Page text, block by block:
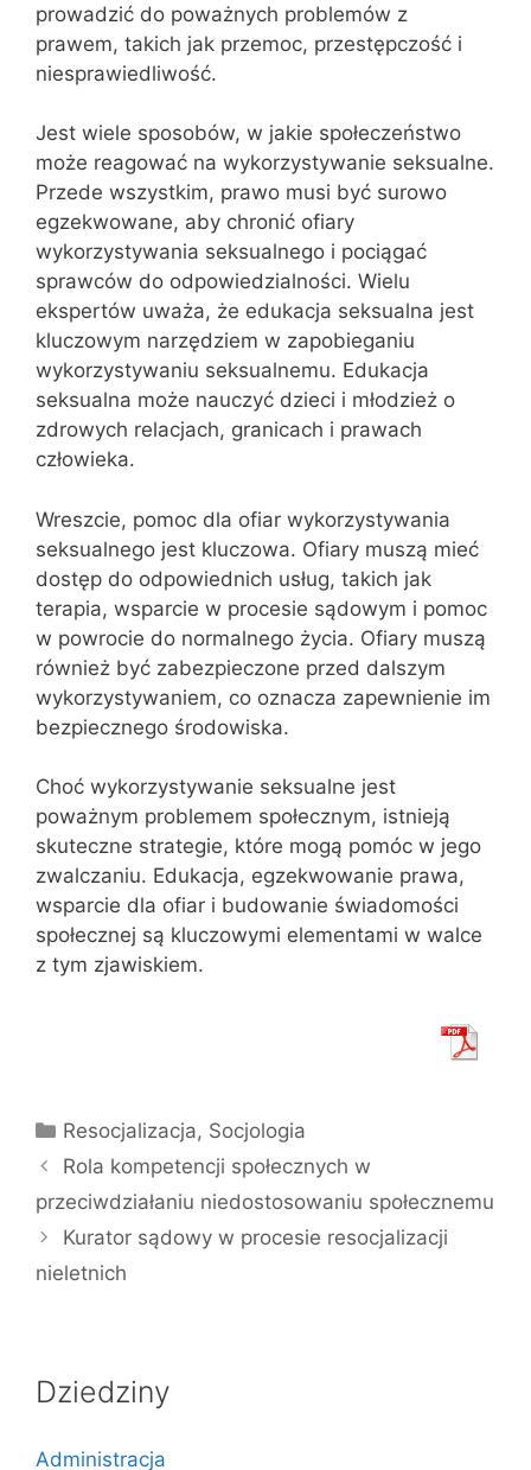
prowadzić do poważnych problemów z
prawem, takich jak przemoc, przestępczość i
niesprawiedliwość.
Jest wiele sposobów, w jakie społeczeństwo
może reagować na wykorzystywanie seksualne.
Przede wszystkim, prawo musi być surowo
egzekwowane, aby chronić ofiary
wykorzystywania seksualnego i pociągać
sprawców do odpowiedzialności. Wielu
ekspertów uważa, że edukacja seksualna jest
kluczowym narzędziem w zapobieganiu
wykorzystywaniu seksualnemu. Edukacja
seksualna może nauczyć dzieci i młodzież o
zdrowych relacjach, granicach i prawach
człowieka.
Wreszcie, pomoc dla ofiar wykorzystywania
seksualnego jest kluczowa. Ofiary muszą mieć
dostęp do odpowiednich usług, takich jak
terapia, wsparcie w procesie sądowym i pomoc
w powrocie do normalnego życia. Ofiary muszą
również być zabezpieczone przed dalszym
wykorzystywaniem, co oznacza zapewnienie im
bezpiecznego środowiska.
Choć wykorzystywanie seksualne jest
poważnym problemem społecznym, istnieją
skuteczne strategie, które mogą pomóc w jego
zwalczaniu. Edukacja, egzekwowanie prawa,
wsparcie dla ofiar i budowanie świadomości
społecznej są kluczowymi elementami w walce
z tym zjawiskiem.
Kategorie
Resocjalizacja, Socjologia
Rola kompetencji społecznych w
przeciwdziałaniu niedostosowaniu społecznemu
Kurator sądowy w procesie resocjalizacji
nieletnich
Dziedziny
Administracja